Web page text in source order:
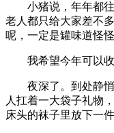
小猪说，年年都往
老人都只给大家差不
呢，一定是罐味道怪怪
我希望今年可以收
夜深了。到处静悄
人扛着一大袋子礼物
床头的袜子里放下一